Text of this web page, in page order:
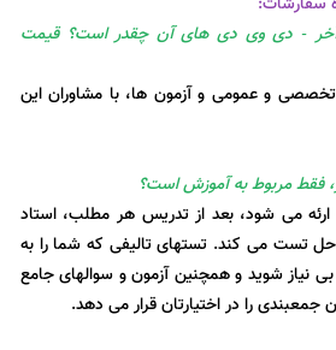
- دی وی دی های آن چقدر است؟ قیمت
و عمومی و آزمون ها، با مشاوران این
فقط مربوط به آموزش است؟
می شود، بعد از تدریس هر مطلب، استاد
تست می کند. تستهای تالیفی که شما را به
نیاز شوید و همچنین آزمون و سوالهای جامع
را در اختیارتان قرار می دهد.